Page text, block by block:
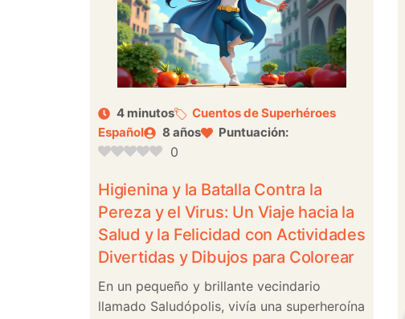
4 minutos
Cuentos de Superhéroes
Español
8 años Puntuación:
0
Higienina y la Batalla Contra la
Pereza y el Virus: Un Viaje hacia la
Salud y la Felicidad con Actividades
Divertidas y Dibujos para Colorear
En un pequeño y brillante vecindario
llamado Saludópolis, vivía una superheroína